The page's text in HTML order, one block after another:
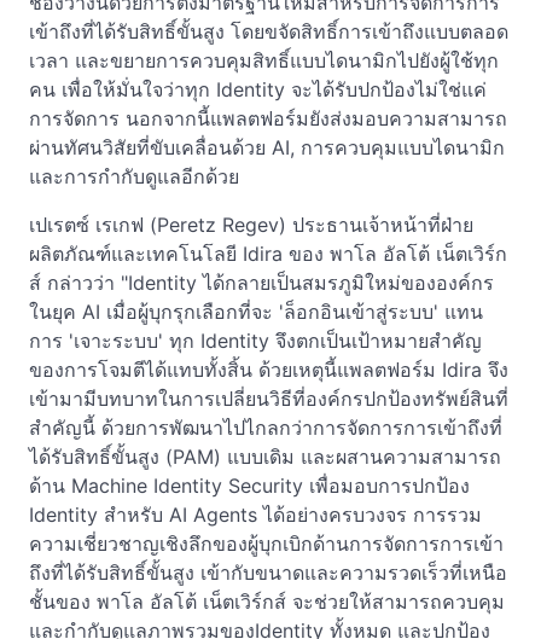
เข้าถึงที่ได้รับสิทธิ์ขั้นสูง โดยขจัดสิทธิ์การเข้าถึงแบบตลอด
เวลา และขยายการควบคุมสิทธิ์แบบไดนามิกไปยังผู้ใช้ทุก
คน เพื่อให้มั่นใจว่าทุก Identity จะได้รับปกป้องไม่ใช่แค่
การจัดการ นอกจากนี้แพลตฟอร์มยังส่งมอบความสามารถ
ผ่านทัศนวิสัยที่ขับเคลื่อนด้วย AI, การควบคุมแบบไดนามิก
และการกำกับดูแลอีกด้วย
เปเรตซ์ เรเกฟ (Peretz Regev) ประธานเจ้าหน้าที่ฝ่าย
ผลิตภัณฑ์และเทคโนโลยี Idira ของ พาโล อัลโต้ เน็ตเวิร์ก
ส์ กล่าวว่า "Identity ได้กลายเป็นสมรภูมิใหม่ขององค์กร
ในยุค AI เมื่อผู้บุกรุกเลือกที่จะ 'ล็อกอินเข้าสู่ระบบ' แทน
การ 'เจาะระบบ' ทุก Identity จึงตกเป็นเป้าหมายสำคัญ
ของการโจมตีได้แทบทั้งสิ้น ด้วยเหตุนี้แพลตฟอร์ม Idira จึง
เข้ามามีบทบาทในการเปลี่ยนวิธีที่องค์กรปกป้องทรัพย์สินที่
สำคัญนี้ ด้วยการพัฒนาไปไกลกว่าการจัดการการเข้าถึงที่
ได้รับสิทธิ์ขั้นสูง (PAM) แบบเดิม และผสานความสามารถ
ด้าน Machine Identity Security เพื่อมอบการปกป้อง
Identity สำหรับ AI Agents ได้อย่างครบวงจร การรวม
ความเชี่ยวชาญเชิงลึกของผู้บุกเบิกด้านการจัดการการเข้า
ถึงที่ได้รับสิทธิ์ขั้นสูง เข้ากับขนาดและความรวดเร็วที่เหนือ
ชั้นของ พาโล อัลโต้ เน็ตเวิร์กส์ จะช่วยให้สามารถควบคุม
และกำกับดูแลภาพรวมของIdentity ทั้งหมด และปกป้อง